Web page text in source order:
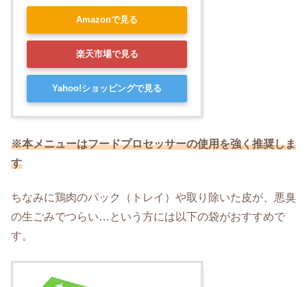
Amazonで見る
楽天市場で見る
Yahoo!ショッピングで見る
※本メニューはフードプロセッサーの使用を強く推奨しま
す
ちなみに鶏肉のパック（トレイ）や取り除いた皮が、悪臭
の生ごみでつらい…という方には以下の袋がおすすめで
す。